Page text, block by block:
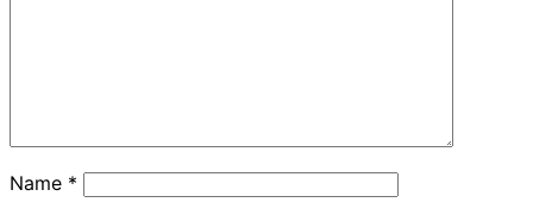
Name *